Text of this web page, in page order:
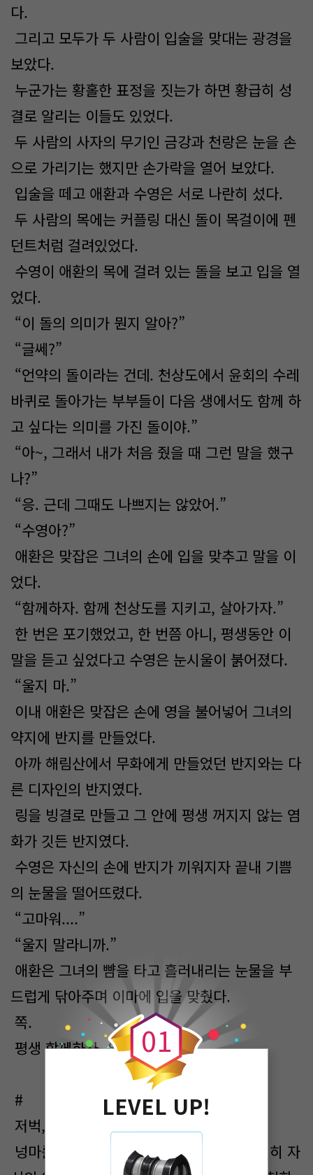
다.
그리고 모두가 두 사람이 입술을 맞대는 광경을
보았다.
누군가는 황홀한 표정을 짓는가 하면 황급히 성
결로 알리는 이들도 있었다.
두 사람의 사자의 무기인 금강과 천랑은 눈을 손
으로 가리기는 했지만 손가락을 열어 보았다.
입술을 떼고 애환과 수영은 서로 나란히 섰다.
두 사람의 목에는 커플링 대신 돌이 목걸이에 펜
던트처럼 걸려있었다.
수영이 애환의 목에 걸려 있는 돌을 보고 입을 열
었다.
“이 돌의 의미가 뭔지 알아?”
“글쎄?”
“언약의 돌이라는 건데. 천상도에서 윤회의 수레
바퀴로 돌아가는 부부들이 다음 생에서도 함께 하
고 싶다는 의미를 가진 돌이야.”
“아~, 그래서 내가 처음 줬을 때 그런 말을 했구
나?”
“응. 근데 그때도 나쁘지는 않았어.”
“수영아?”
애환은 맞잡은 그녀의 손에 입을 맞추고 말을 이
었다.
“함께하자. 함께 천상도를 지키고, 살아가자.”
한 번은 포기했었고, 한 번쯤 아니, 평생동안 이
말을 듣고 싶었다고 수영은 눈시울이 붉어졌다.
“울지 마.”
이내 애환은 맞잡은 손에 영을 불어넣어 그녀의
약지에 반지를 만들었다.
아까 해림산에서 무화에게 만들었던 반지와는 다
른 디자인의 반지였다.
링을 빙결로 만들고 그 안에 평생 꺼지지 않는 염
화가 깃든 반지였다.
수영은 자신의 손에 반지가 끼워지자 끝내 기쁨
의 눈물을 떨어뜨렸다.
“고마워....”
“울지 말라니까.”
애환은 그녀의 뺨을 타고 흘러내리는 눈물을 부
드럽게 닦아주며 이마에 입을 맞췄다.
쪽.
평생 함께하자, 우리.
#
저벅, 저벅, 저벅...
넝마를 머리까지 걸쳐 앞만 볼 수 있게 완전히 자
0
0
1
LEVEL UP!